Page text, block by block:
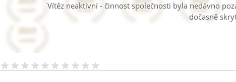
Vítěz neaktivní - činnost společnosti byla nedávno
dočasně